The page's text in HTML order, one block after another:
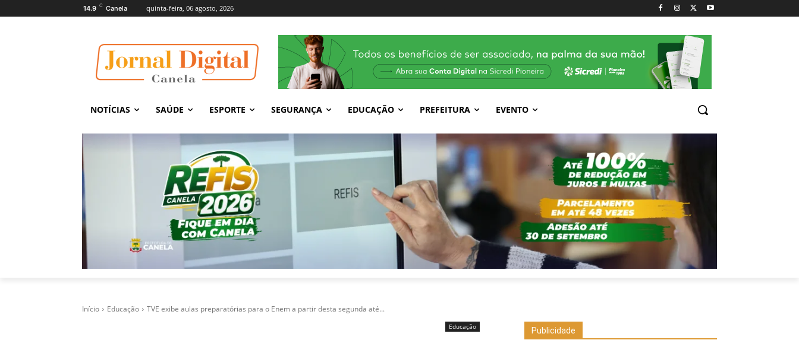
14.9 C Canela quinta-feira, 06 agosto, 2026
NOTÍCIAS SAÚDE ESPORTE SEGURANÇA EDUCAÇÃO PREFEITURA EVENTO
Início Educação TVE exibe aulas preparatórias para o Enem a partir desta segunda até...
Educação Publicidade